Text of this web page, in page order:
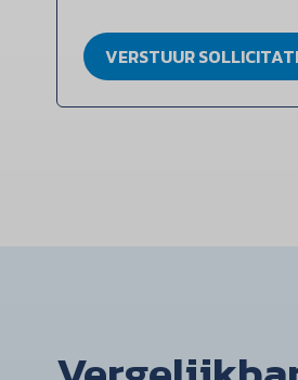
VERSTUUR